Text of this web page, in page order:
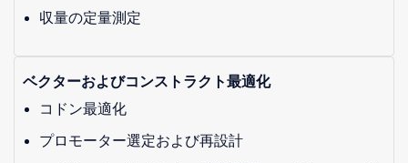
収量の定量測定
ベクターおよびコンストラクト最適化
コドン最適化
プロモーター選定および再設計